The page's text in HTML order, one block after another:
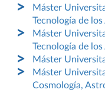
Máster
Tecnología de
Máster
Tecnología de
Máster
Máster
Cosmología,